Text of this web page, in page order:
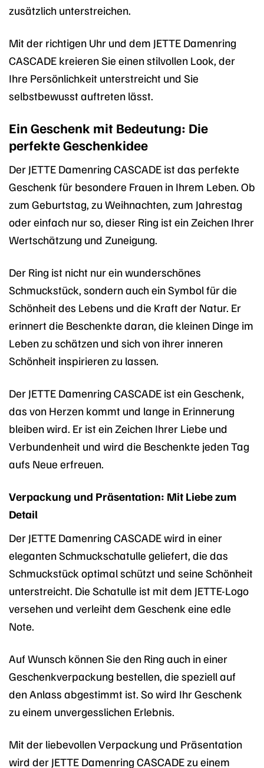
zusätzlich unterstreichen.
Mit der richtigen Uhr und dem JETTE Damenring
CASCADE kreieren Sie einen stilvollen Look, der
Ihre Persönlichkeit unterstreicht und Sie
selbstbewusst auftreten lässt.
Ein Geschenk mit Bedeutung: Die
perfekte Geschenkidee
Der JETTE Damenring CASCADE ist das perfekte
Geschenk für besondere Frauen in Ihrem Leben. Ob
zum Geburtstag, zu Weihnachten, zum Jahrestag
oder einfach nur so, dieser Ring ist ein Zeichen Ihrer
Wertschätzung und Zuneigung.
Der Ring ist nicht nur ein wunderschönes
Schmuckstück, sondern auch ein Symbol für die
Schönheit des Lebens und die Kraft der Natur. Er
erinnert die Beschenkte daran, die kleinen Dinge im
Leben zu schätzen und sich von ihrer inneren
Schönheit inspirieren zu lassen.
Der JETTE Damenring CASCADE ist ein Geschenk,
das von Herzen kommt und lange in Erinnerung
bleiben wird. Er ist ein Zeichen Ihrer Liebe und
Verbundenheit und wird die Beschenkte jeden Tag
aufs Neue erfreuen.
Verpackung und Präsentation: Mit Liebe zum
Detail
Der JETTE Damenring CASCADE wird in einer
eleganten Schmuckschatulle geliefert, die das
Schmuckstück optimal schützt und seine Schönheit
unterstreicht. Die Schatulle ist mit dem JETTE-Logo
versehen und verleiht dem Geschenk eine edle
Note.
Auf Wunsch können Sie den Ring auch in einer
Geschenkverpackung bestellen, die speziell auf
den Anlass abgestimmt ist. So wird Ihr Geschenk
zu einem unvergesslichen Erlebnis.
Mit der liebevollen Verpackung und Präsentation
wird der JETTE Damenring CASCADE zu einem